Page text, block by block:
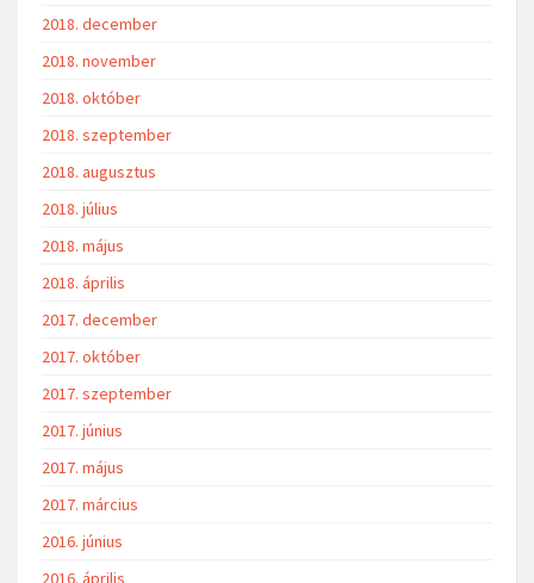
2018. december
2018. november
2018. október
2018. szeptember
2018. augusztus
2018. július
2018. május
2018. április
2017. december
2017. október
2017. szeptember
2017. június
2017. május
2017. március
2016. június
2016. április